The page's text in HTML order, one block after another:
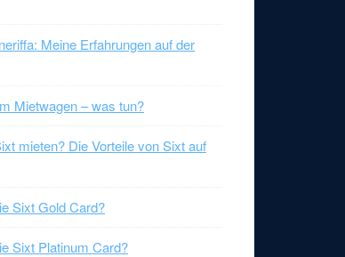
Meine Erfahrungen auf der
Mietwagen – was tun?
mieten? Die Vorteile von Sixt auf
Sixt Gold Card?
Sixt Platinum Card?